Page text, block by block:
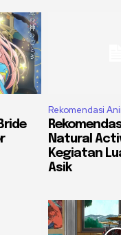
Rekomendasi
Natural
Kegiatan
Asik